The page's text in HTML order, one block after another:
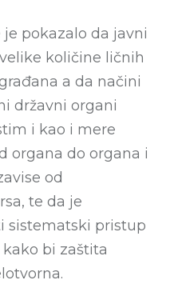
je pokazalo da javni
količine ličnih
a da načini
državni organi
i kao i mere
organa do organa i
od
te da je
sistematski pristup
bi zaštita